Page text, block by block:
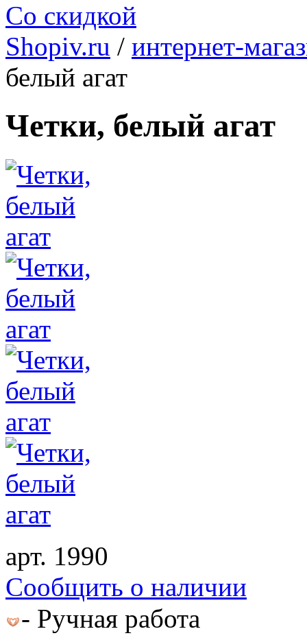
Со скидкой
Shopiv.ru / интернет-
белый агат
Четки, белый агат
арт. 1990
Cообщить о наличии
- Ручная работа